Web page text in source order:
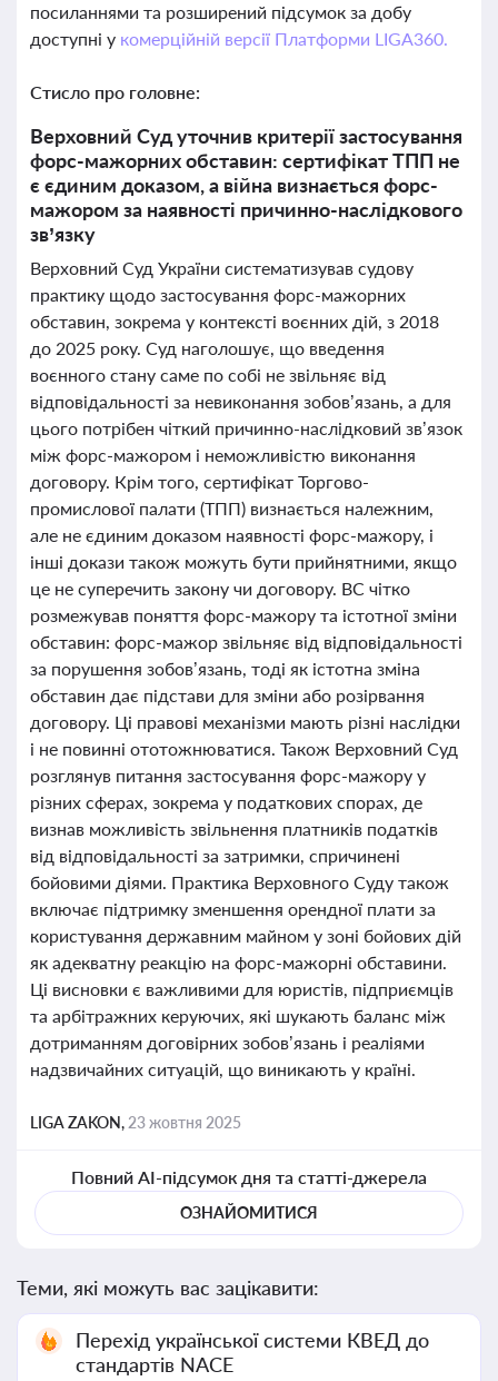
посиланнями та розширений підсумок за добу
доступні у комерційній версії Платформи LIGA360.
Стисло про головне:
Верховний Суд уточнив критерії застосування
форс-мажорних обставин: сертифікат ТПП не
є єдиним доказом, а війна визнається форс-
мажором за наявності причинно-наслідкового
зв’язку
Верховний Суд України систематизував судову
практику щодо застосування форс-мажорних
обставин, зокрема у контексті воєнних дій, з 2018
до 2025 року. Суд наголошує, що введення
воєнного стану саме по собі не звільняє від
відповідальності за невиконання зобов’язань, а для
цього потрібен чіткий причинно-наслідковий зв’язок
між форс-мажором і неможливістю виконання
договору. Крім того, сертифікат Торгово-
промислової палати (ТПП) визнається належним,
але не єдиним доказом наявності форс-мажору, і
інші докази також можуть бути прийнятними, якщо
це не суперечить закону чи договору. ВС чітко
розмежував поняття форс-мажору та істотної зміни
обставин: форс-мажор звільняє від відповідальності
за порушення зобов’язань, тоді як істотна зміна
обставин дає підстави для зміни або розірвання
договору. Ці правові механізми мають різні наслідки
і не повинні ототожнюватися. Також Верховний Суд
розглянув питання застосування форс-мажору у
різних сферах, зокрема у податкових спорах, де
визнав можливість звільнення платників податків
від відповідальності за затримки, спричинені
бойовими діями. Практика Верховного Суду також
включає підтримку зменшення орендної плати за
користування державним майном у зоні бойових дій
як адекватну реакцію на форс-мажорні обставини.
Ці висновки є важливими для юристів, підприємців
та арбітражних керуючих, які шукають баланс між
дотриманням договірних зобов’язань і реаліями
надзвичайних ситуацій, що виникають у країні.
LIGA ZAKON, 23 жовтня 2025
Повний AI-підсумок дня та статті-джерела
ОЗНАЙОМИТИСЯ
Теми, які можуть вас зацікавити:
Перехід української системи КВЕД до
стандартів NACE